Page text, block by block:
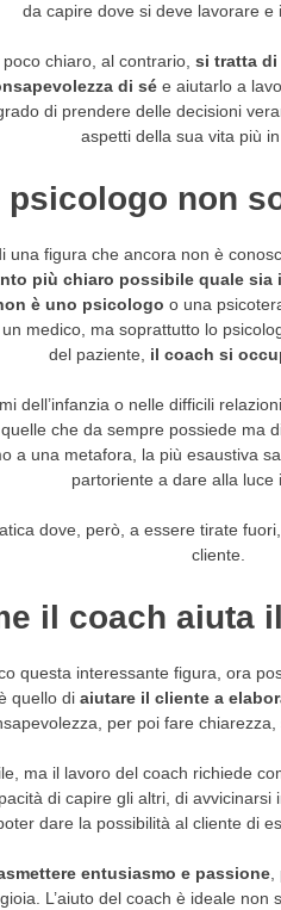
da capire dove si deve lavorare e
chiaro, al contrario, si tratta di
di sée aiutarlo a
di prendere delle decisioni
aspetti della sua vita più
psicologo non
una figura che ancora non è
più chiaro possibile quale sia
è uno psicologo o una
medico, ma soprattutto lo
del paziente, il coach si
dell’infanzia o nelle difficili
che da sempre possiede ma
a una metafora, la più esaustiva
partoriente a dare alla luce
dove, però, a essere tirate
cliente.
il coach aiuta
questa interessante figura, ora
quello di aiutare il cliente a
per poi fare
ma il lavoro del coach richiede
di capire gli altri, di
dare la possibilità al cliente di
entusiasmo e passione,
L’aiuto del coach è ideale non